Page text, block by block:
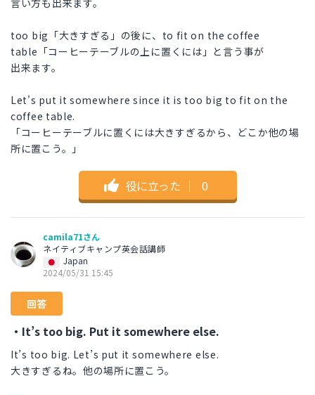
言い方も出来ます。
too big「大きすぎる」の後に、to fit on the coffee
table「コーヒーテーブルの上に置くには」と言う事が
出来ます。
Let's put it somewhere since it is too big to fit on the
coffee table.
「コーヒーテーブルに置くには大きすぎるから、どこか他の場
所に置こう。」
役に立った ｜ 0
camila71さん
ネイティブキャンプ英会話講師
Japan
2024/05/31 15:45
回答
・It’s too big. Put it somewhere else.
It’s too big. Let’s put it somewhere else.
大きすぎるね。他の場所に置こう。